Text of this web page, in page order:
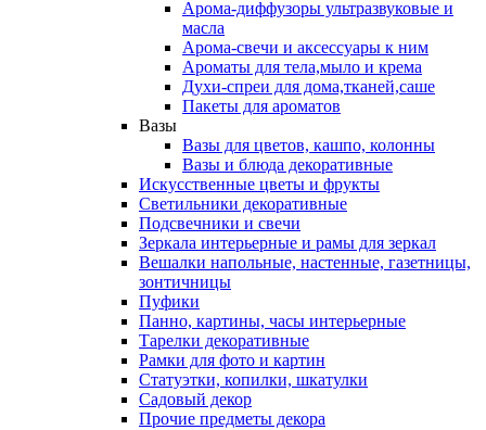
Арома-диффузоры ультразвуковые и
масла
Арома-свечи и аксессуары к ним
Ароматы для тела,мыло и крема
Духи-спреи для дома,тканей,саше
Пакеты для ароматов
Вазы
Вазы для цветов, кашпо, колонны
Вазы и блюда декоративные
Искусственные цветы и фрукты
Светильники декоративные
Подсвечники и свечи
Зеркала интерьерные и рамы для зеркал
Вешалки напольные, настенные, газетницы,
зонтичницы
Пуфики
Панно, картины, часы интерьерные
Тарелки декоративные
Рамки для фото и картин
Статуэтки, копилки, шкатулки
Садовый декор
Прочие предметы декора